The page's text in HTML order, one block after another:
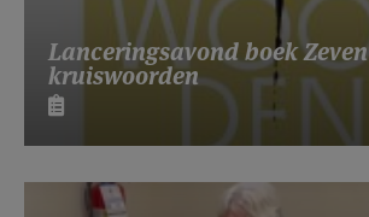
Lanceringsavond boek Zeven
kruiswoorden